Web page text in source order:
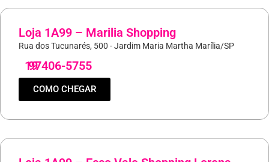
Loja 1A99 – Marilia Shopping
Rua dos Tucunarés, 500 - Jardim Maria Martha Marília/SP
19
97406-5755
COMO CHEGAR